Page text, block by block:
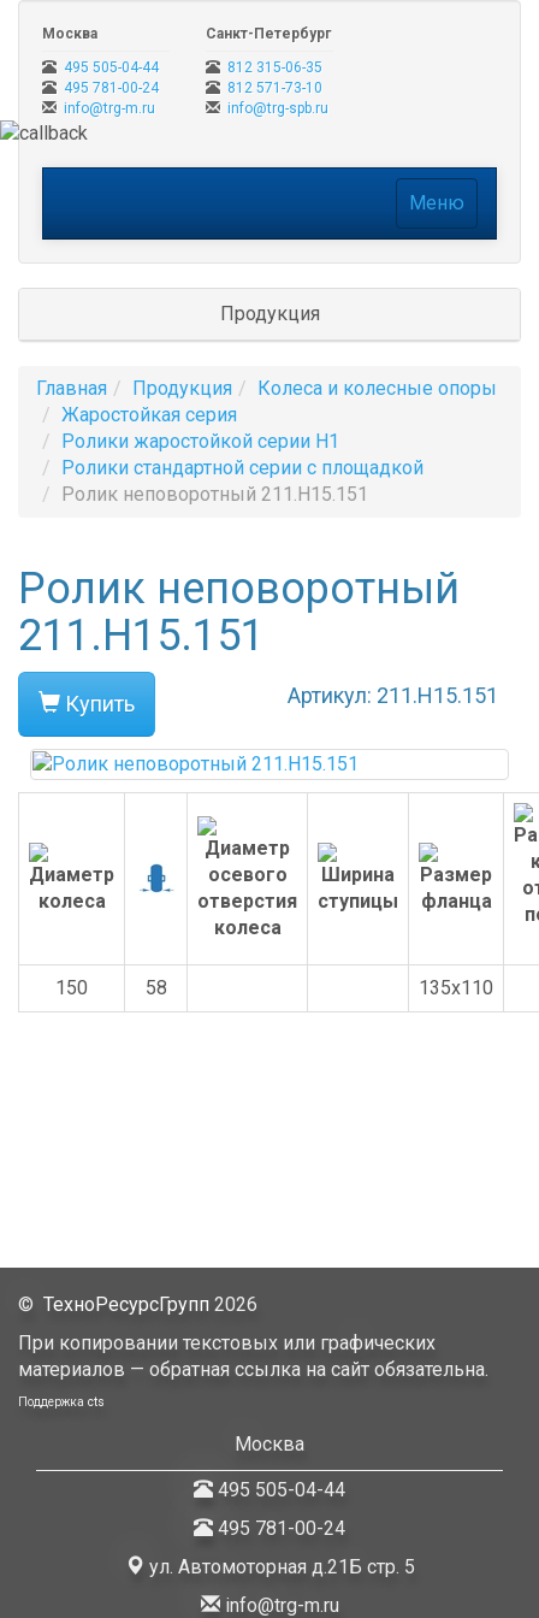
Москва
495 505-04-44
495 781-00-24
info@trg-m.ru
Санкт-Петербург
812 315-06-35
812 571-73-10
info@trg-spb.ru
Меню
Продукция
Главная Продукция
Колеса и колесные опоры
Жаростойкая серия
Ролики жаростойкой серии H1
Ролики стандартной серии с площадкой
Ролик неповоротный 211.H15.151
Ролик неповоротный
211.H15.151
Купить Артикул: 211.H15.151
150 58 135x110
© ТехноРесурсГрупп 2026
При копировании текстовых или графических
материалов — обратная ссылка на сайт обязательна.
Поддержка cts
Москва
495 505-04-44
495 781-00-24
ул. Автомоторная д.21Б стр. 5
info@trg-m.ru